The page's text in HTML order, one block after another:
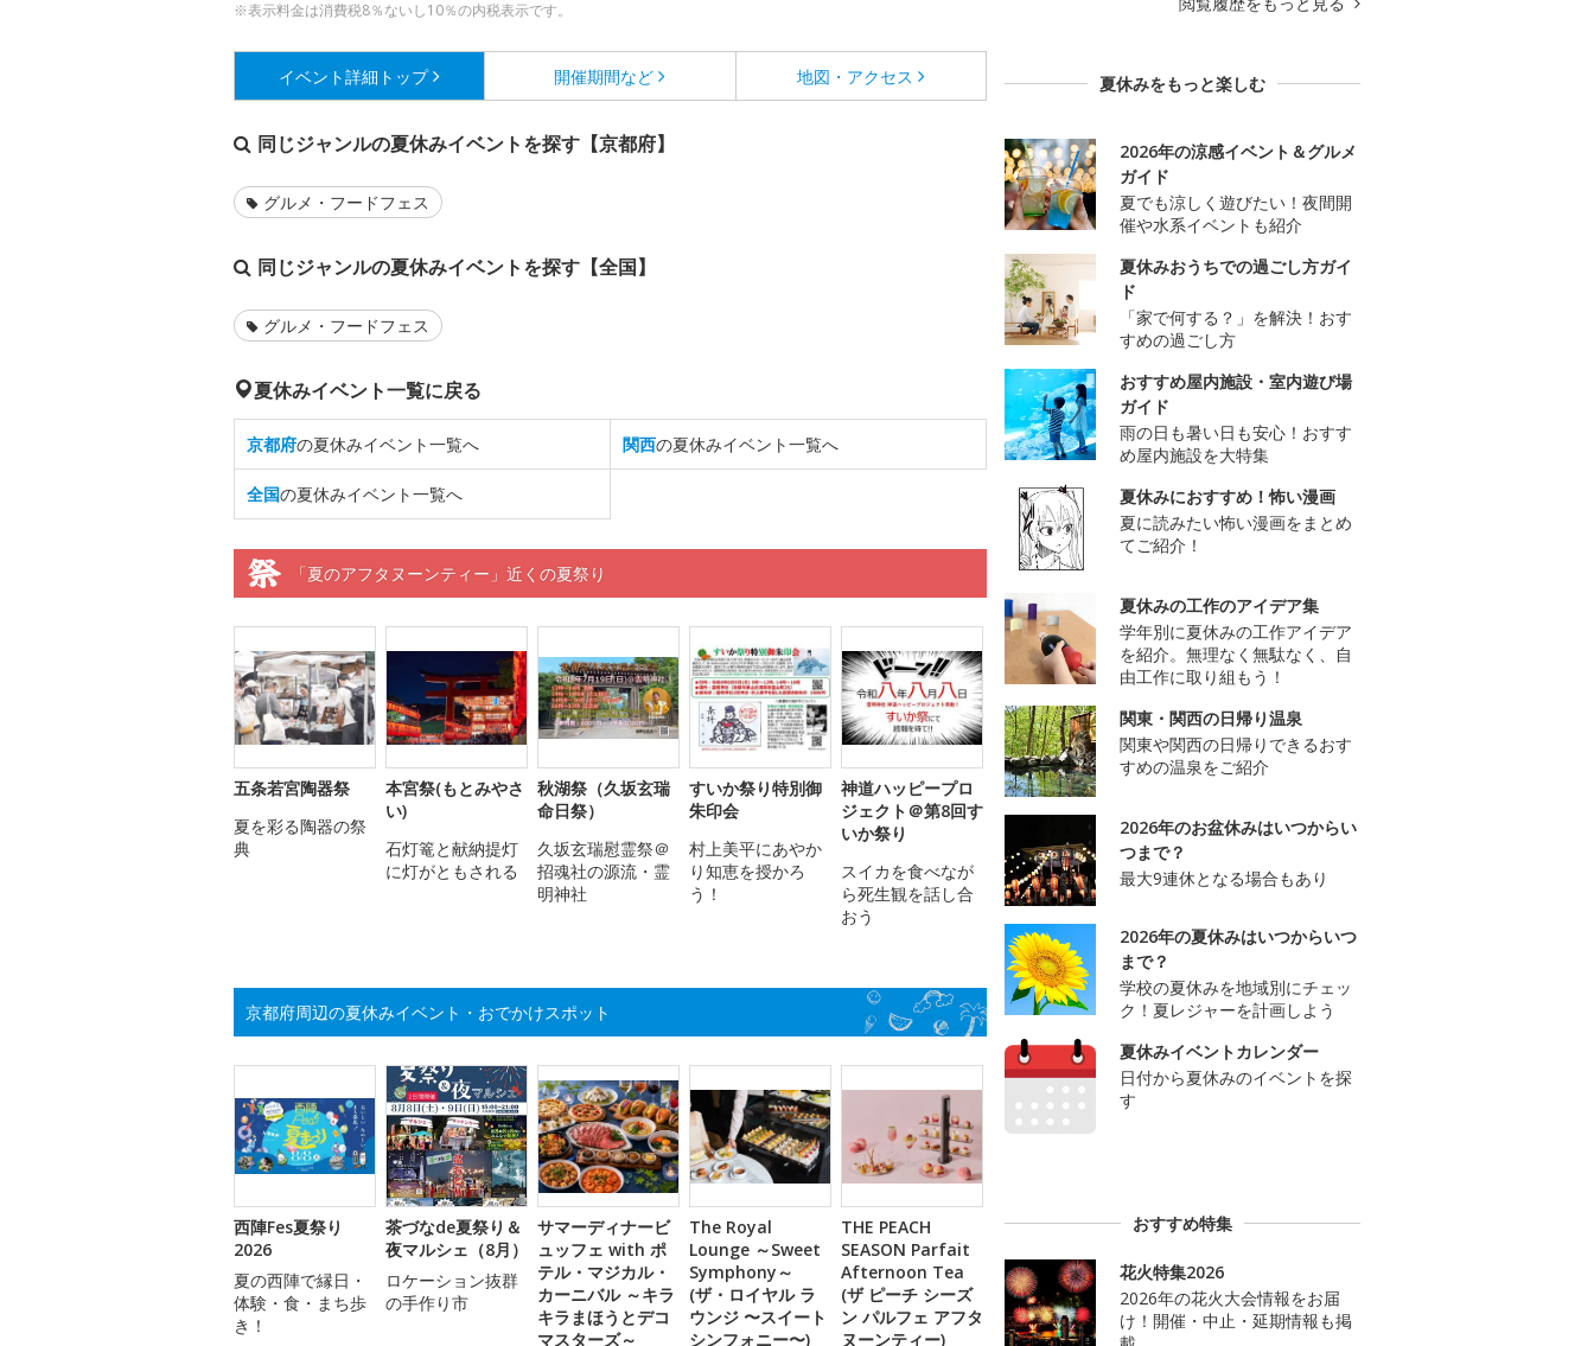
※表示料金は消費税8％ないし10％の内税表示です。
イベント詳細 トップ 開催期間など 地図・アクセス
同じジャンルの夏休みイベントを探す【京都府】
グルメ・フードフェス
同じジャンルの夏休みイベントを探す【全国】
グルメ・フードフェス
夏休みイベント一覧に戻る
京都府の夏休みイベント一覧へ 関西の夏休みイベント一覧へ
全国の夏休みイベント一覧へ
「夏のアフタヌーンティー」近くの夏祭り
五条若宮陶器祭
夏を彩る陶器の祭
典
本宮祭(もとみやさ
い)
石灯篭と献納提灯
に灯がともされる
秋湖祭（久坂玄瑞
命日祭）
久坂玄瑞慰霊祭＠
招魂社の源流・霊
明神社
すいか祭り特別御
朱印会
村上美平にあやか
り知恵を授かろ
う！
神道ハッピープロ
ジェクト＠第8回す
いか祭り
スイカを食べなが
ら死生観を話し合
おう
京都府周辺の夏休みイベント・おでかけスポット
西陣Fes夏祭り
2026
夏の西陣で縁日・
体験・食・まち歩
き！
茶づなde夏祭り＆
夜マルシェ（8月）
ロケーション抜群
の手作り市
サマーディナービ
ュッフェ with ポ
テル・マジカル・
カーニバル ～キラ
キラまほうとデコ
マスターズ～
The Royal
Lounge ～Sweet
Symphony～
(ザ・ロイヤル ラ
ウンジ 〜スイート
シンフォニー〜)
THE PEACH
SEASON Parfait
Afternoon Tea
(ザ ピーチ シーズ
ン パルフェ アフタ
ヌーンティー)
夏休みをもっと楽しむ
2026年の涼感イベント＆グルメ
ガイド
夏でも涼しく遊びたい！夜間開
催や水系イベントも紹介
夏休みおうちでの過ごし方ガイ
ド
「家で何する？」を解決！おす
すめの過ごし方
おすすめ屋内施設・室内遊び場
ガイド
雨の日も暑い日も安心！おすす
め屋内施設を大特集
夏休みにおすすめ！怖い漫画
夏に読みたい怖い漫画をまとめ
てご紹介！
夏休みの工作のアイデア集
学年別に夏休みの工作アイデア
を紹介。無理なく無駄なく、自
由工作に取り組もう！
関東・関西の日帰り温泉
関東や関西の日帰りできるおす
すめの温泉をご紹介
2026年のお盆休みはいつからい
つまで？
最大9連休となる場合もあり
2026年の夏休みはいつからいつ
まで？
学校の夏休みを地域別にチェッ
ク！夏レジャーを計画しよう
夏休みイベントカレンダー
日付から夏休みのイベントを探
す
おすすめ特集
花火特集2026
2026年の花火大会情報をお届
け！開催・中止・延期情報も掲